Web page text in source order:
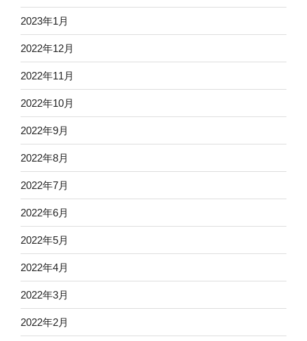
2023年1月
2022年12月
2022年11月
2022年10月
2022年9月
2022年8月
2022年7月
2022年6月
2022年5月
2022年4月
2022年3月
2022年2月